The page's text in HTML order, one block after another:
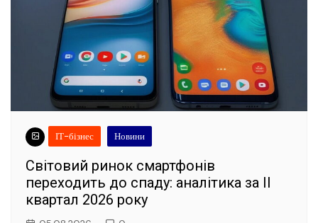
ІТ-бізнес Новини
Світовий ринок смартфонів
переходить до спаду: аналітика за II
квартал 2026 року